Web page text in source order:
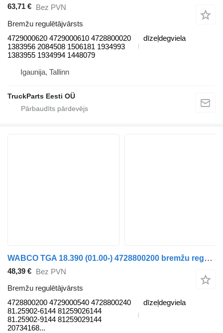
63,71 € Bez PVN
Bremžu regulētājvārsts
4729000620 4729000610 4728800020
1383956 2084508 1506181 1934993
1383955 1934994 1448079
dīzeļdegviela
Igaunija, Tallinn
TruckParts Eesti OÜ
WABCO TGA 18.390 (01.00-) 4728800200 bremžu regulētājvārsts paredzēts MAN 4-series, TGA (1993-2009) vilcēja
48,39 € Bez PVN
Bremžu regulētājvārsts
4728800200 4729000540 4728800240
81.25902-6144 81259026144
81.25902-9144 81259029144
20734168...
dīzeļdegviela